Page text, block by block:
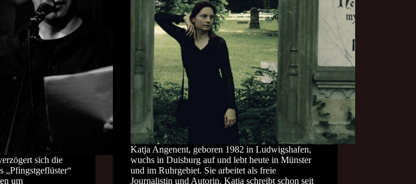
sich die
„Pfingstgeflüster“
um
Katja Angenent, geboren 1982 in Ludwigshafen,
wuchs in Duisburg auf und lebt heute in Münster
und im Ruhrgebiet. Sie arbeitet als freie
Journalistin und Autorin. Katja schreibt schon seit